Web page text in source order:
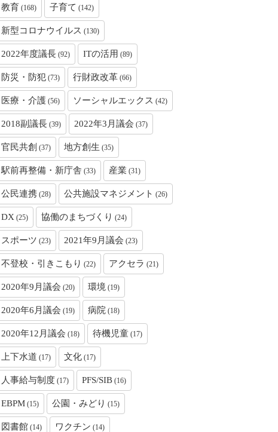
教育 (168) 子育て (142)
新型コロナウイルス (130)
2022年度議長 (92) ITの活用 (89)
防災・防犯 (73) 行財政改革 (66)
医療・介護 (56) ソーシャルエックス (42)
2018副議長 (39) 2022年3月議会 (37)
官民共創 (37) 地方創生 (35)
駅前再整備・新庁舎 (33) 産業 (31)
公民連携 (28) 公共施設マネジメント (26)
DX (25) 協働のまちづくり (24)
スポーツ (23) 2021年9月議会 (23)
不登校・引きこもり (22) アクセラ (21)
2020年9月議会 (20) 環境 (19)
2020年6月議会 (19) 病院 (18)
2020年12月議会 (18) 待機児童 (17)
上下水道 (17) 文化 (17)
人事給与制度 (17) PFS/SIB (16)
EBPM (15) 公園・みどり (15)
図書館 (14) ワクチン (14)